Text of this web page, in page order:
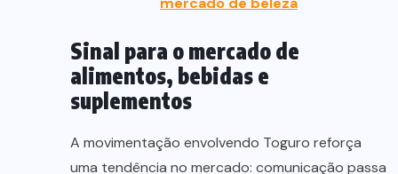
Sinal para o mercado de
alimentos, bebidas e
suplementos
A movimentação envolvendo Toguro reforça
uma tendência no mercado: comunicação passa